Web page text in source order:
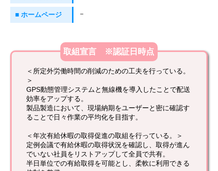
■ ホームページ －
取組宣言 ※認証日時点
＜所定外労働時間の削減のための工夫を行っている。
＞
GPS動態管理システムと無線機を導入したことで配送
効率をアップする。
製品製造において、現場納期をユーザーと密に確認す
ることで日々作業の平均化を目指す。
＜年次有給休暇の取得促進の取組を行っている。＞
定例会議で有給休暇の取得状況を確認し、取得が進ん
でいない社員をリストアップして全員で共有。
半日単位での有給取得を可能とし、柔軟に利用できる